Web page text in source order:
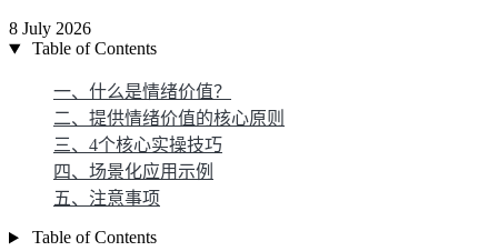
8 July 2026
Table of Contents
一、什么是情绪价值？
二、提供情绪价值的核心原则
三、4个核心实操技巧
四、场景化应用示例
五、注意事项
Table of Contents